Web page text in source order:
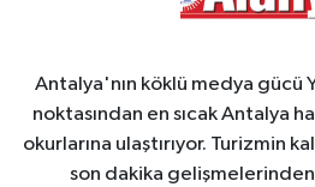
Antalya'nın köklü medya gücü
noktasından en sıcak Antalya
okurlarına ulaştırıyor. Turizmin
son dakika